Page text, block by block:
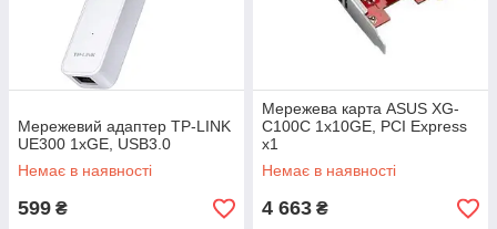
Мережевий адаптер TP-LINK
UE300 1xGE, USB3.0
Немає в наявності
599 ₴
Мережева карта ASUS XG-
C100C 1x10GE, PCI Express
x1
Немає в наявності
4 663 ₴